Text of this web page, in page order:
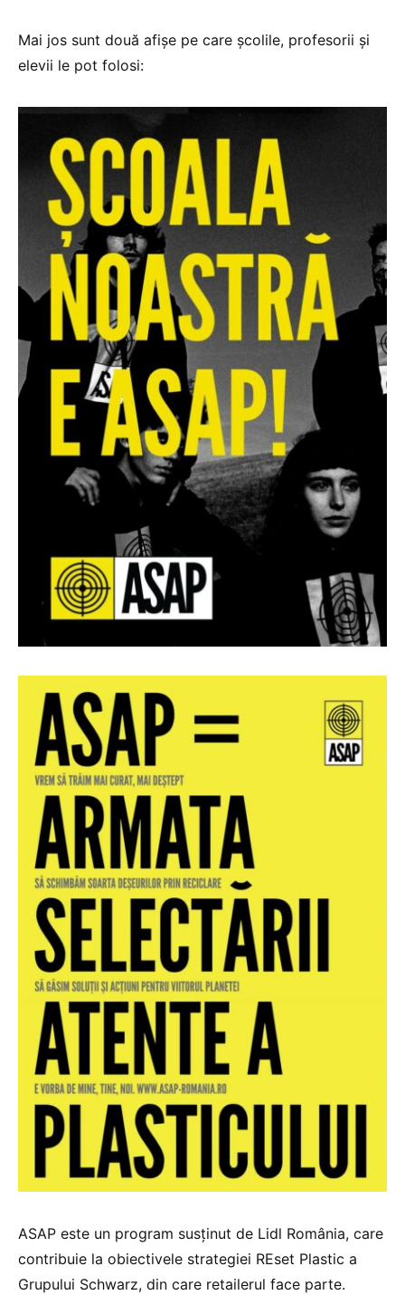
Mai jos sunt două afișe pe care școlile, profesorii și
elevii le pot folosi:
ASAP este un program susținut de Lidl România, care
contribuie la obiectivele strategiei REset Plastic a
Grupului Schwarz, din care retailerul face parte.